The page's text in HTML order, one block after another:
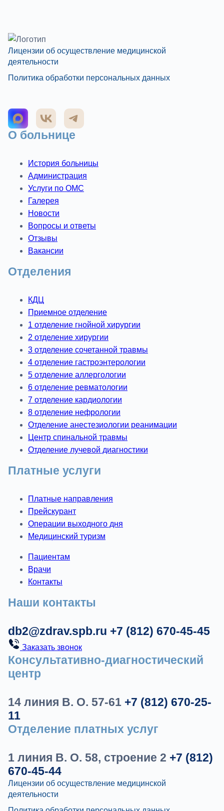
Лицензии об осуществление медицинской
деятельности
Политика обработки персональных данных
О больнице
История больницы
Администрация
Услуги по ОМС
Галерея
Новости
Вопросы и ответы
Отзывы
Вакансии
Отделения
КДЦ
Приемное отделение
1 отделение гнойной хирургии
2 отделение хирургии
3 отделение сочетанной травмы
4 отделение гастроэнтерологии
5 отделение аллергологии
6 отделение ревматологии
7 отделение кардиологии
8 отделение нефрологии
Отделение анестезиологии реанимации
Центр спинальной травмы
Отделение лучевой диагностики
Платные услуги
Платные направления
Прейскурант
Операции выходного дня
Медицинский туризм
Пациентам
Врачи
Контакты
Наши контакты
db2@zdrav.spb.ru +7 (812) 670-45-45
Заказать звонок
Консультативно-диагностический
центр
14 линия В. О. 57-61 +7 (812) 670-25-
11
Отделение платных услуг
1 линия В. О. 58, строение 2 +7 (812)
670-45-44
Лицензии об осуществление медицинской
деятельности